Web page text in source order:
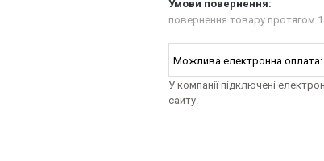
повернення товару протягом
У компанії підключені
сайту.